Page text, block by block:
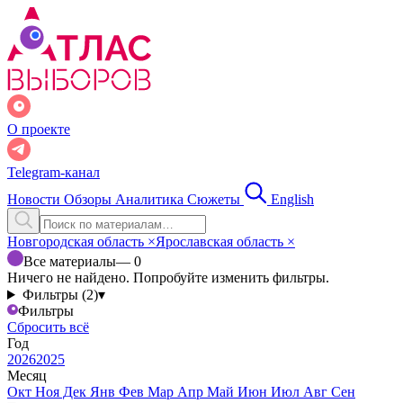
О проекте
Telegram-канал
Новости Обзоры Аналитика Сюжеты English
Новгородская область ×Ярославская область ×
Все материалы— 0
Ничего не найдено. Попробуйте изменить фильтры.
Фильтры (2)▾
Фильтры
Сбросить всё
Год
20262025
Месяц
Окт Ноя Дек Янв Фев Мар Апр Май Июн Июл Авг Сен